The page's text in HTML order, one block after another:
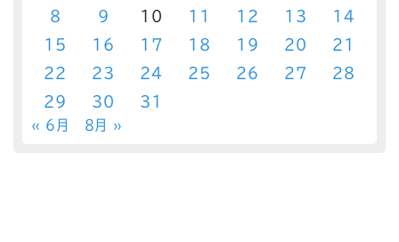
8
9 10 11 12 13
14
15
16 17 18 19 20
21
22
23 24 25 26 27
28
29
30 31
« 6月 8月 »